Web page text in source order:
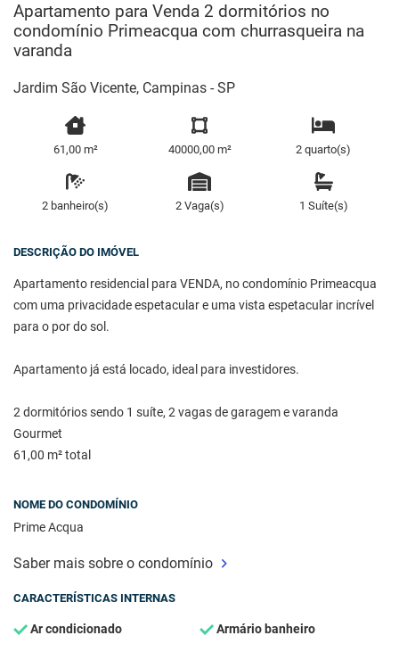
Apartamento para Venda 2 dormitórios no
condomínio Primeacqua com churrasqueira na
varanda
Jardim São Vicente, Campinas - SP
61,00 m² 40000,00 m² 2 quarto(s)
2 banheiro(s) 2 Vaga(s) 1 Suíte(s)
DESCRIÇÃO DO IMÓVEL
Apartamento residencial para VENDA, no condomínio Primeacqua
com uma privacidade espetacular e uma vista espetacular incrível
para o por do sol.
Apartamento já está locado, ideal para investidores.
2 dormitórios sendo 1 suíte, 2 vagas de garagem e varanda
Gourmet
61,00 m² total
NOME DO CONDOMÍNIO
Prime Acqua
Saber mais sobre o condomínio
CARACTERÍSTICAS INTERNAS
Ar condicionado Armário banheiro